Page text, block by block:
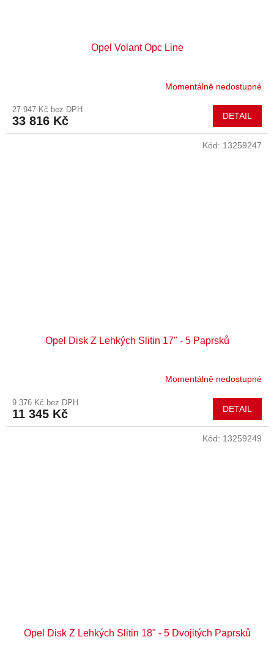
Opel Volant Opc Line
Momentálně nedostupné
27 947 Kč bez DPH
33 816 Kč DETAIL
Opel Disk Z Lehkých Slitin 17" - 5 Paprsků
Momentálně nedostupné
9 376 Kč bez DPH
11 345 Kč DETAIL
Kód: 13259247
Opel Disk Z Lehkých Slitin 18" - 5 Dvojitých Paprsků
Kód: 13259249